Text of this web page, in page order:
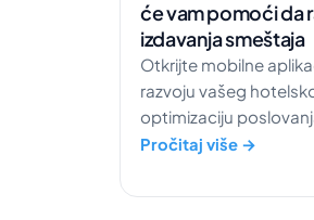
će vam pomoći da
izdavanja smeštaja
Otkrijte mobilne
razvoju vašeg
optimizaciju
iskustva gostiju i
Pročitaj više →